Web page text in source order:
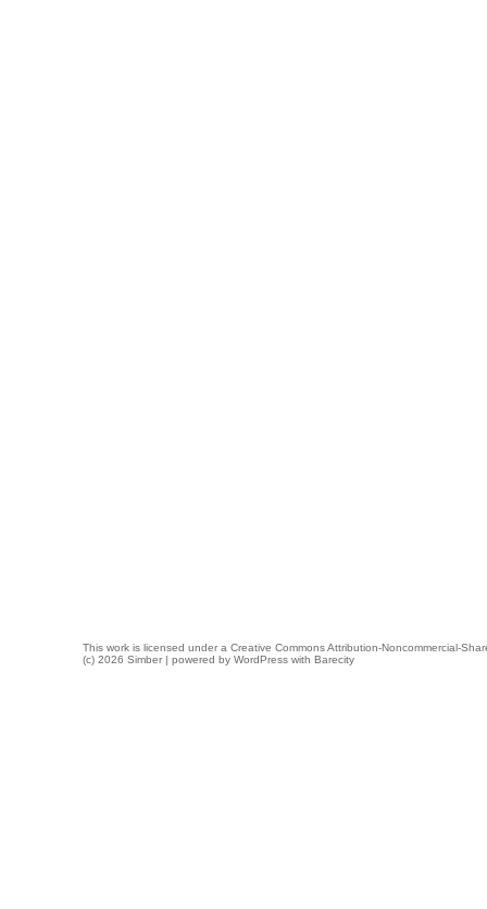
This work is licensed under a Creative Commons Attribution-Noncommercial-
(c) 2026 Simber | powered by WordPress with Barecity